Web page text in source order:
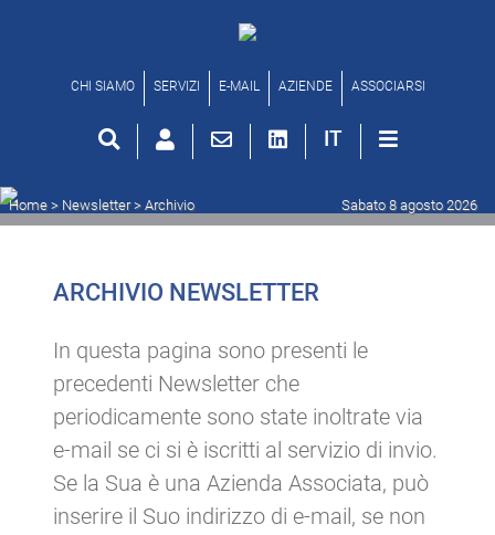
Archivio newsletter
CHI SIAMO SERVIZI E-MAIL AZIENDE ASSOCIARSI
IT
Sabato 8 agosto 2026
Home > Newsletter > Archivio
ARCHIVIO NEWSLETTER
In questa pagina sono presenti le
precedenti Newsletter che
periodicamente sono state inoltrate via
e-mail se ci si è iscritti al servizio di invio.
Se la Sua è una Azienda Associata, può
inserire il Suo indirizzo di e-mail, se non